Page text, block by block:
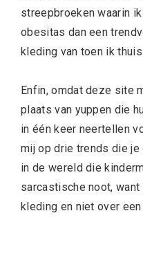
streepbroeken waarin
obesitas dan een
kleding van toen ik
Enfin, omdat deze site
plaats van yuppen die
in één keer neertellen
mij op drie trends die
in de wereld die
sarcastische noot,
kleding en niet over